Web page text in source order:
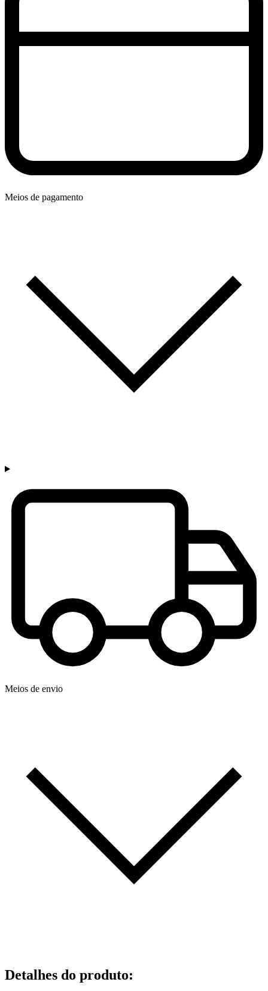
Meios de pagamento
Meios de envio
Detalhes do produto: